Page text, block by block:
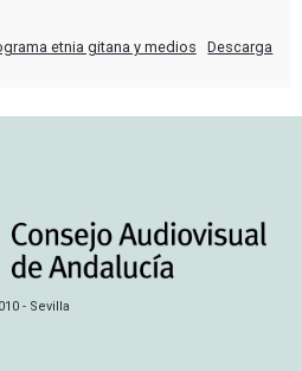
etnia gitana y medios Descarga
- Sevilla